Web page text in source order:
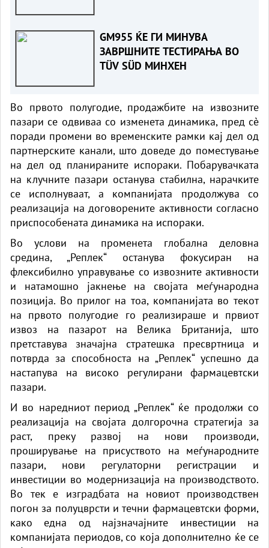
GM955 ЌЕ ГИ МИНУВА
ЗАВРШНИТЕ ТЕСТИРАЊА ВО
TÜV SÜD МИНХЕН
Во првото полугодие, продажбите на извозните
пазари се одвиваа со изменета динамика, пред сè
поради промени во временските рамки кај дел од
партнерските канали, што доведе до поместување
на дел од планираните испораки. Побарувачката
на клучните пазари останува стабилна, нарачките
се исполнуваат, а компанијата продолжува со
реализација на договорените активности согласно
приспособената динамика на испораки.
Во услови на променета глобална деловна
средина, „Реплек“ останува фокусиран на
флексибилно управување со извозните активности
и натамошно јакнење на својата меѓународна
позиција. Во прилог на тоа, компанијата во текот
на првото полугодие го реализираше и првиот
извоз на пазарот на Велика Британија, што
претставува значајна стратешка пресвртница и
потврда за способноста на „Реплек“ успешно да
настапува на високо регулирани фармацевтски
пазари.
И во наредниот период „Реплек“ ќе продолжи со
реализација на својата долгорочна стратегија за
раст, преку развој на нови производи,
проширување на присуството на меѓународните
пазари, нови регулаторни регистрации и
инвестиции во модернизација на производството.
Во тек е изградбата на новиот производствен
погон за полуцврсти и течни фармацевтски форми,
како една од најзначајните инвестиции на
компанијата периодов, со која дополнително ќе се